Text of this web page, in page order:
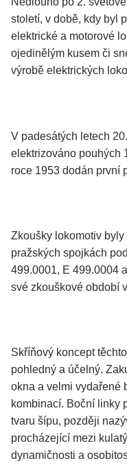
století, v době, kdy byl
elektrické a motorové
ojedinělým kusem či
výrobě elektrických
V padesátých letech
elektrizováno pouhých
roce 1953 dodán první
Zkoušky lokomotiv
pražských spojkách
499.0001, E 499.0004
své zkouškové období
Skříňový koncept
pohledný a účelný.
okna a velmi vydařené
kombinací. Boční linky
tvaru šípu, později
procházející mezi
dynamičnosti a